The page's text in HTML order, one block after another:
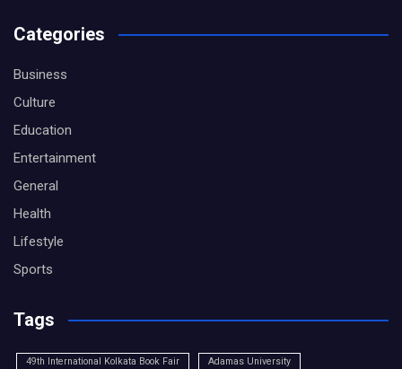
Categories
Business
Culture
Education
Entertainment
General
Health
Lifestyle
Sports
Tags
49th International Kolkata Book Fair Adamas University